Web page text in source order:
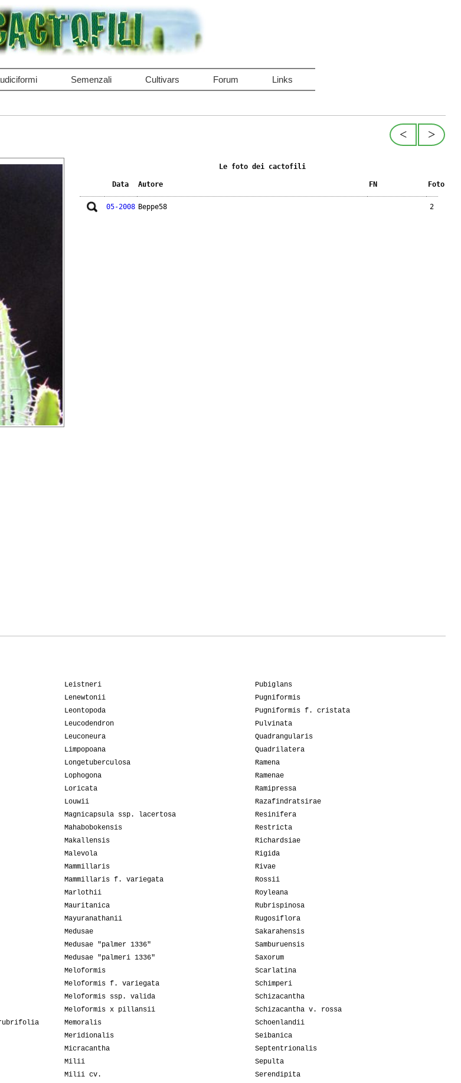
Semenzali Cultivars Forum Links
>
<
Le foto dei cactofili
Data Autore FN Foto
05-2008 Beppe58 2
Leistneri
Lenewtonii
Leontopoda
Leucodendron
Leuconeura
Limpopoana
Longetuberculosa
Lophogona
Loricata
Louwii
Magnicapsula ssp. lacertosa
Mahabobokensis
Makallensis
Malevola
Mammillaris
Mammillaris f. variegata
Marlothii
Mauritanica
Mayuranathanii
Medusae
Medusae "palmer 1336"
Medusae "palmeri 1336"
Meloformis
Meloformis f. variegata
Meloformis ssp. valida
Meloformis x pillansii
Memoralis
Meridionalis
Micracantha
Milii
Milii cv.
Pubiglans
Pugniformis
Pugniformis f. cristata
Pulvinata
Quadrangularis
Quadrilatera
Ramena
Ramenae
Ramipressa
Razafindratsirae
Resinifera
Restricta
Richardsiae
Rigida
Rivae
Rossii
Royleana
Rubrispinosa
Rugosiflora
Sakarahensis
Samburuensis
Saxorum
Scarlatina
Schimperi
Schizacantha
Schizacantha v. rossa
Schoenlandii
Seibanica
Septentrionalis
Sepulta
Serendipita